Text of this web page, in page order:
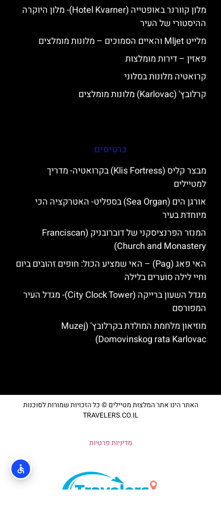
מלון קוורנר באופטייה (Hotel Kvarner)- מלון היוקרה
ההיסטורי של העיר
מלייט Mljet והאיים הסמוכים – מלונות מומלצים
פאזין – דירות מומלצות
קרואטיה מלונות בסלוני
קרלובץ' (Karlovac) מלונות מומלצים
כרטיסים
מבצר קליס (Klis Fortress) בקרואטיה- מדריך
למטיילים
אורגן הים (Sea Organ) בספליט- האטרקציה הכי
מיוחדת בעיר
המנזר הפרנציסקני של דוברובניק (Franciscan
Church and Monastery)
האי פאג (Pag) – האי שמציע הכול: חופים זהובים ביום
וחיי לילה סוערים בלילה
מגדל השעון ברייקה (City Clock Tower)- מגדל העיר
המפורסם
מוזיאון מלחמת המולדת בקרלובץ' (Muzej
Domovinskog rata Karlovac)
האתר הינו אתר המלצות מטיילים © כל הזכויות שמורות לסוכנות
TRAVELERS.CO.IL
מדיניות פרטיות